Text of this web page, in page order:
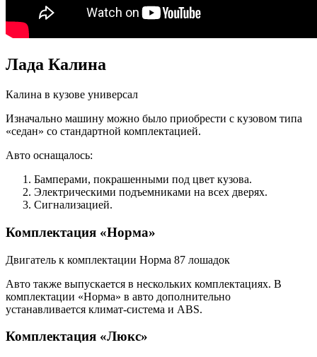
Лада Калина
Калина в кузове универсал
Изначально машину можно было приобрести с кузовом типа
«седан» со стандартной комплектацией.
Авто оснащалось:
Бамперами, покрашенными под цвет кузова.
Электрическими подъемниками на всех дверях.
Сигнализацией.
Комплектация «Норма»
Двигатель к комплектации Норма 87 лошадок
Авто также выпускается в нескольких комплектациях. В
комплектации «Норма» в авто дополнительно
устанавливается климат-система и ABS.
Комплектация «Люкс»